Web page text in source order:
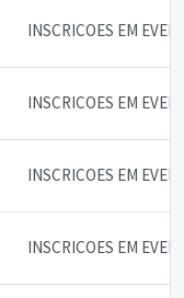
INSCRICOES EM
INSCRICOES EM
INSCRICOES EM
INSCRICOES EM